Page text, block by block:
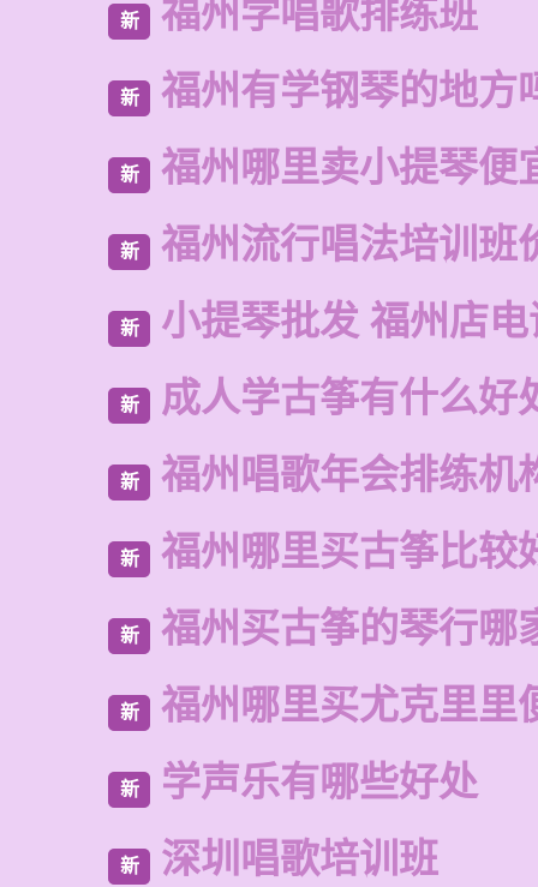
新 福州学唱歌排练班
新 福州有学钢琴的地方
新 福州哪里卖小提琴便
新 福州流行唱法培训班
新 小提琴批发 福州店
新 成人学古筝有什么好
新 福州唱歌年会排练机
新 福州哪里买古筝比较
新 福州买古筝的琴行哪
新 福州哪里买尤克里里
新 学声乐有哪些好处
新 深圳唱歌培训班